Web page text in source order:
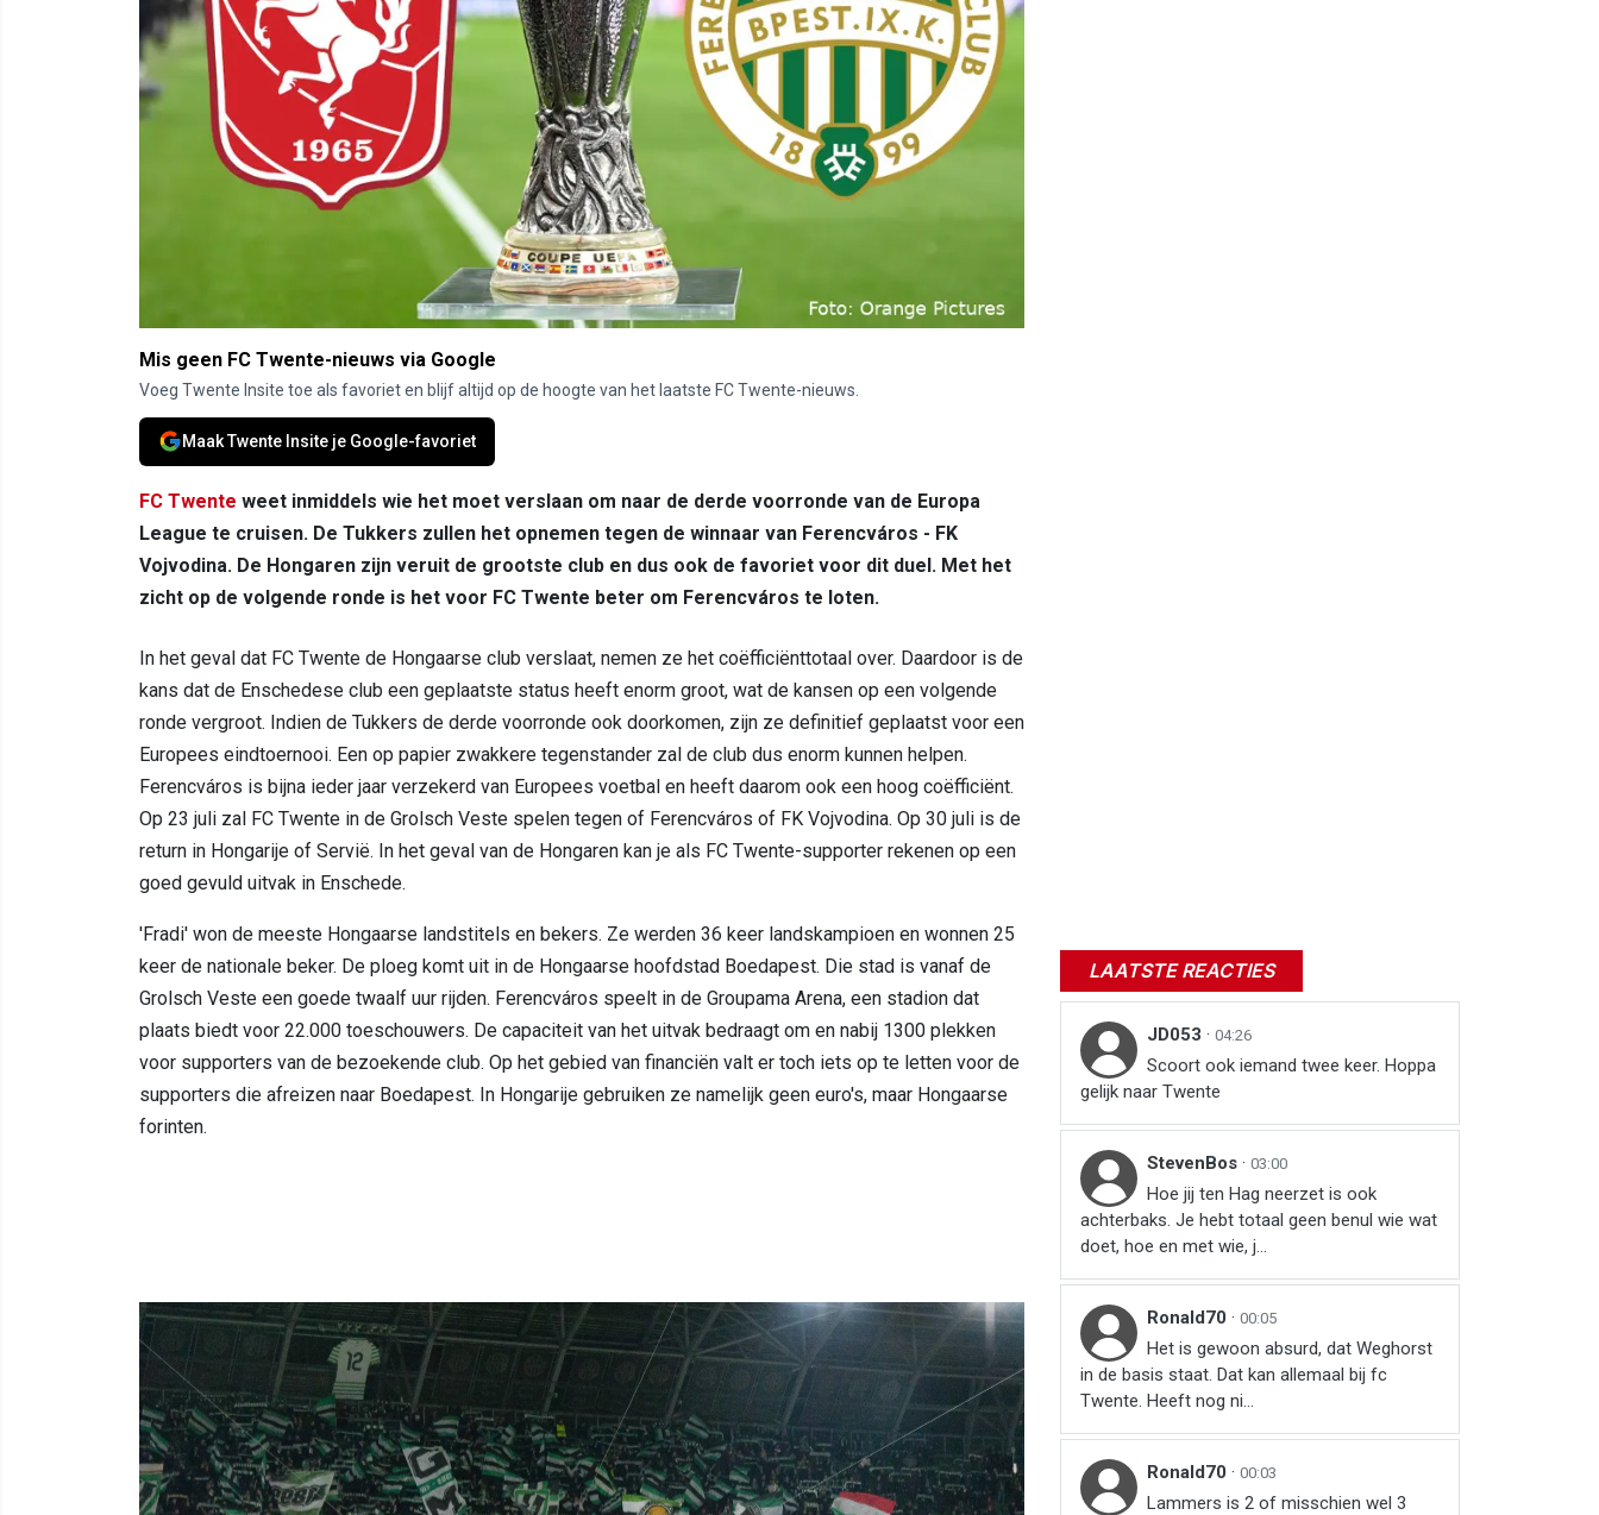
Mis geen FC Twente-nieuws via Google
Voeg Twente Insite toe als favoriet en blijf altijd op de hoogte van het laatste FC Twente-nieuws.
Maak Twente Insite je Google-favoriet
FC Twente weet inmiddels wie het moet verslaan om naar de derde voorronde van de Europa
League te cruisen. De Tukkers zullen het opnemen tegen de winnaar van Ferencváros - FK
Vojvodina. De Hongaren zijn veruit de grootste club en dus ook de favoriet voor dit duel. Met het
zicht op de volgende ronde is het voor FC Twente beter om Ferencváros te loten.
In het geval dat FC Twente de Hongaarse club verslaat, nemen ze het coëfficiënttotaal over. Daardoor is de
kans dat de Enschedese club een geplaatste status heeft enorm groot, wat de kansen op een volgende
ronde vergroot. Indien de Tukkers de derde voorronde ook doorkomen, zijn ze definitief geplaatst voor een
Europees eindtoernooi. Een op papier zwakkere tegenstander zal de club dus enorm kunnen helpen.
Ferencváros is bijna ieder jaar verzekerd van Europees voetbal en heeft daarom ook een hoog coëfficiënt.
Op 23 juli zal FC Twente in de Grolsch Veste spelen tegen of Ferencváros of FK Vojvodina. Op 30 juli is de
return in Hongarije of Servië. In het geval van de Hongaren kan je als FC Twente-supporter rekenen op een
goed gevuld uitvak in Enschede.
'Fradi' won de meeste Hongaarse landstitels en bekers. Ze werden 36 keer landskampioen en wonnen 25
keer de nationale beker. De ploeg komt uit in de Hongaarse hoofdstad Boedapest. Die stad is vanaf de
Grolsch Veste een goede twaalf uur rijden. Ferencváros speelt in de Groupama Arena, een stadion dat
plaats biedt voor 22.000 toeschouwers. De capaciteit van het uitvak bedraagt om en nabij 1300 plekken
voor supporters van de bezoekende club. Op het gebied van financiën valt er toch iets op te letten voor de
supporters die afreizen naar Boedapest. In Hongarije gebruiken ze namelijk geen euro's, maar Hongaarse
forinten.
LAATSTE REACTIES
JD053 · 04:26
Scoort ook iemand twee keer. Hoppa
gelijk naar Twente
StevenBos · 03:00
Hoe jij ten Hag neerzet is ook
achterbaks. Je hebt totaal geen benul wie wat
doet, hoe en met wie, j...
Ronald70 · 00:05
Het is gewoon absurd, dat Weghorst
in de basis staat. Dat kan allemaal bij fc
Twente. Heeft nog ni...
Ronald70 · 00:03
Lammers is 2 of misschien wel 3